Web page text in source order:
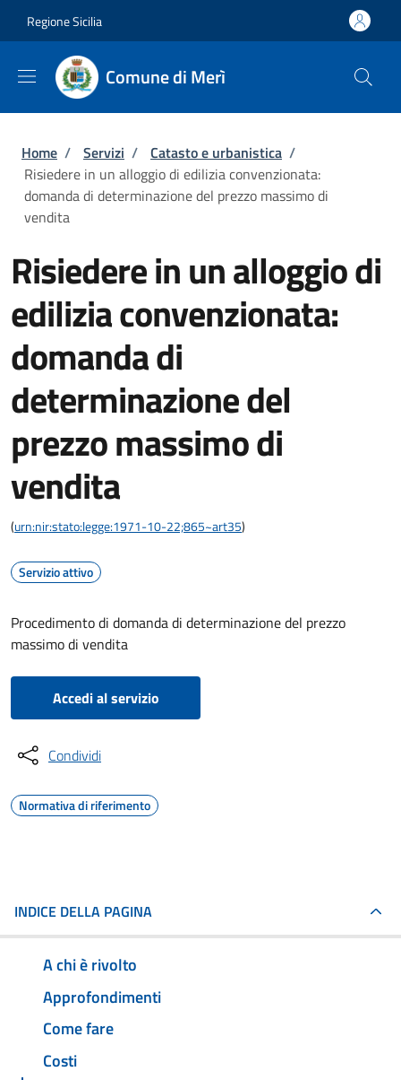
Regione Sicilia
Comune di Merì
Briciole di pane
Home / Servizi / Catasto e urbanistica /
Risiedere in un alloggio di edilizia convenzionata:
domanda di determinazione del prezzo massimo di
vendita
Risiedere in un alloggio di
edilizia convenzionata:
domanda di
determinazione del
prezzo massimo di
vendita
(urn:nir:stato:legge:1971-10-22;865~art35)
Servizio attivo
Procedimento di domanda di determinazione del prezzo
massimo di vendita
Accedi al servizio
Condividi
Normativa di riferimento
INDICE DELLA PAGINA
A chi è rivolto
Approfondimenti
Come fare
Costi